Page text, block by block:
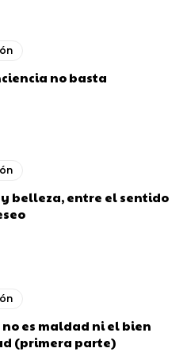
no basta
y belleza, entre el sentido
no es maldad ni el bien
(primera parte)